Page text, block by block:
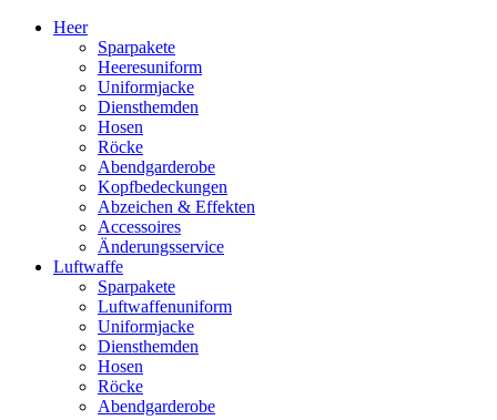
Heer
Sparpakete
Heeresuniform
Uniformjacke
Diensthemden
Hosen
Röcke
Abendgarderobe
Kopfbedeckungen
Abzeichen & Effekten
Accessoires
Änderungsservice
Luftwaffe
Sparpakete
Luftwaffenuniform
Uniformjacke
Diensthemden
Hosen
Röcke
Abendgarderobe